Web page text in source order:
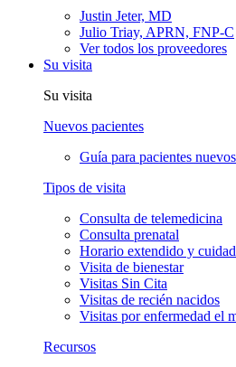
Justin Jeter, MD
Julio Triay, APRN, FNP-C
Ver todos los proveedores
Su visita
Su visita
Nuevos pacientes
Guía para pacientes nuevos
Tipos de visita
Consulta de telemedicina
Consulta prenatal
Horario extendido y
Visita de bienestar
Visitas Sin Cita
Visitas de recién nacidos
Visitas por enfermedad el
Recursos